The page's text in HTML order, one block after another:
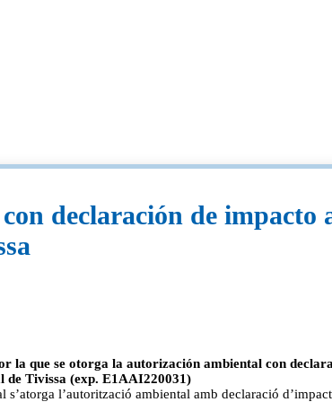
declaración de impacto
la que se otorga la autorización ambiental con
de Tivissa (exp. E1AAI220031)
l’autorització ambiental amb declaració